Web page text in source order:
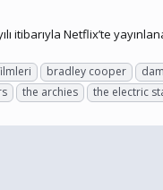
Netflix’te
bradley cooper
the archies the electric